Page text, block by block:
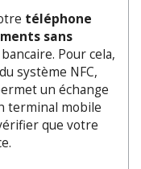
téléphone
sans
Pour cela,
système NFC,
un échange
terminal mobile
que votre